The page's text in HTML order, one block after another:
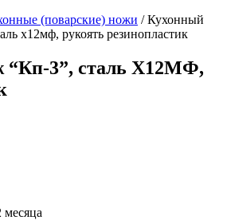
(поварские) ножи /Кухонный
х12мф, рукоять резинопластик
“Кп-3”, сталь Х12МФ,
месяца